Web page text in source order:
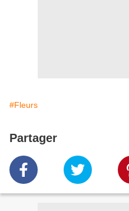
#Fleurs
Partager